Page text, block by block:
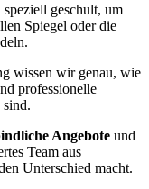
speziell geschult, um
Spiegel oder die
wissen wir genau, wie
professionelle
Angebote und
Team aus
Unterschied macht.